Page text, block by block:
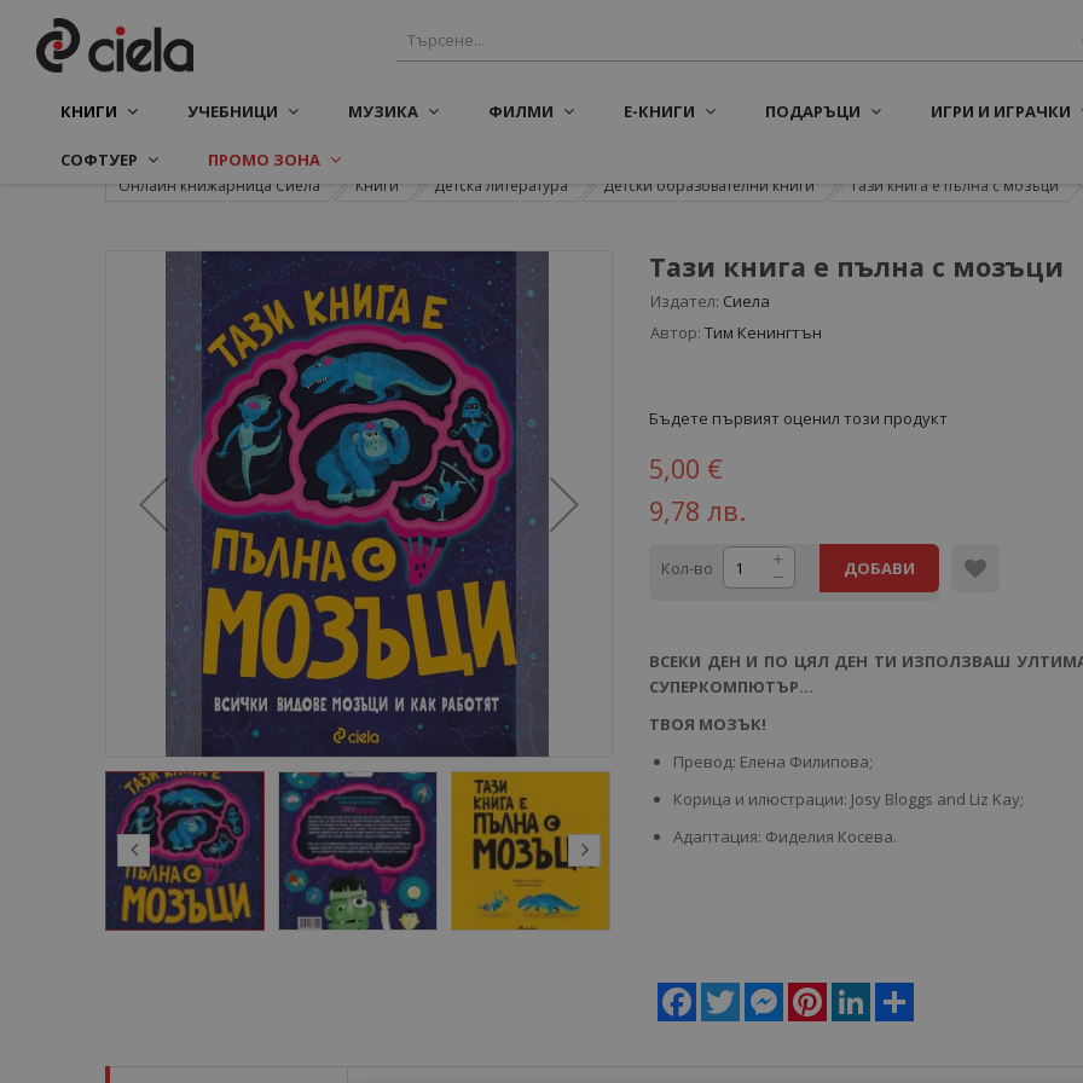
КНИГИ УЧЕБНИЦИ МУЗИКА ФИЛМИ Е-КНИГИ ПОДАРЪЦИ ИГРИ И ИГРАЧКИ
СОФТУЕР ПРОМО ЗОНА
Онлайн книжарница Сиела Книги Детска литература Детски образователни книги Тази книга е пълна с мозъци
Тази книга е пълна с мозъци
Издател: Сиела
Автор: Тим Кенингтън
Бъдете първият оценил този продукт
5,00 €
9,78 лв.
Кол-во ДОБАВИ
ВСЕКИ ДЕН И ПО ЦЯЛ ДЕН ТИ ИЗПОЛЗВАШ
СУПЕРКОМПЮТЪР…
ТВОЯ МОЗЪК!
Превод: Елена Филипова;
Корица и илюстрации: Josy Bloggs and Liz Kay;
Адаптация: Фиделия Косева.
Facebook
Twitter MessengerPinterestLinkedIn